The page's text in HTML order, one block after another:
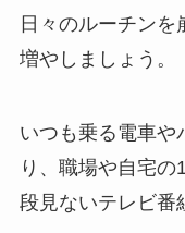
日々のルーチン
増やしましょう。
いつも乗る電車や
り、職場や自宅
段見ないテレビ番